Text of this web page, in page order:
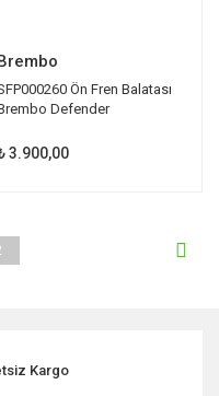
Ön Fren Balatası
Defender
3.900,00
Kargo